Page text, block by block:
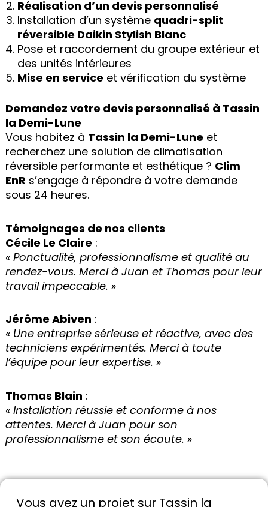
Réalisation d’un devis personnalisé
Installation d’un système quadri-split
réversible Daikin Stylish Blanc
Pose et raccordement du groupe extérieur et
des unités intérieures
Mise en service et vérification du système
Demandez votre devis personnalisé à Tassin
la Demi-Lune
Vous habitez à Tassin la Demi-Lune et
recherchez une solution de climatisation
réversible performante et esthétique ? Clim
EnR s’engage à répondre à votre demande
sous 24 heures.
Témoignages de nos clients
Cécile Le Claire :
« Ponctualité, professionnalisme et qualité au
rendez-vous. Merci à Juan et Thomas pour leur
travail impeccable. »
Jérôme Abiven :
« Une entreprise sérieuse et réactive, avec des
techniciens expérimentés. Merci à toute
l’équipe pour leur expertise. »
Thomas Blain :
« Installation réussie et conforme à nos
attentes. Merci à Juan pour son
professionnalisme et son écoute. »
Vous avez un projet sur Tassin la